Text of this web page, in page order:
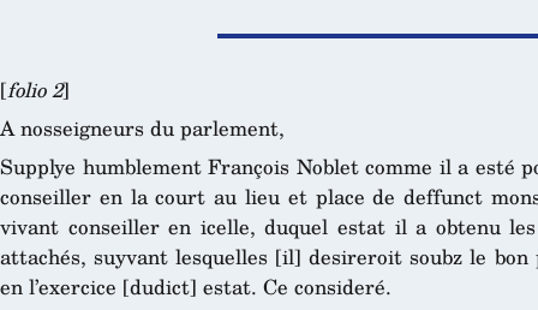
[folio 2]
A nosseigneurs du parlement,
Supplye humblement François Noblet comme il a esté
conseiller en la court au lieu et place de deffunct
vivant conseiller en icelle, duquel estat il a obtenu
attachés, suyvant lesquelles [il] desireroit soubz le
en l’exercice [dudict] estat. Ce consideré.